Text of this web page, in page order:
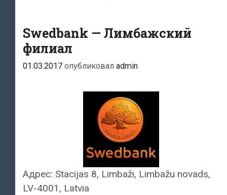
Swedbank — Лимбажский
филиал
01.03.2017 опубликовал admin
Адрес: Stacijas 8, Limbaži, Limbažu novads,
LV-4001, Latvia